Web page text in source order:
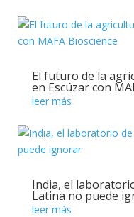
El futuro de la
en Escúzar con
leer más
India, el
Latina no puede
leer más